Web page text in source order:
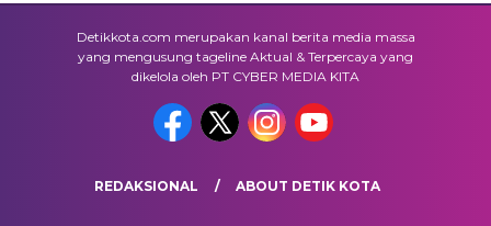
Detikkota.com merupakan kanal berita media massa
yang mengusung tageline Aktual & Terpercaya yang
dikelola oleh PT CYBER MEDIA KITA
REDAKSIONAL ABOUT DETIK KOTA